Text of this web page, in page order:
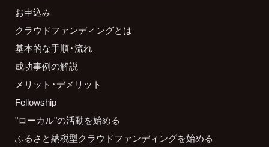
お申込み
クラウドファンディングとは
基本的な手順・流れ
成功事例の解説
メリット・デメリット
Fellowship
"ローカル"の活動を始める
ふるさと納税型クラウドファンディングを始める